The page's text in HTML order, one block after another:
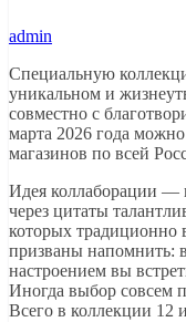
admin
Специальную
уникальном и
совместно с
марта 2026 года
магазинов по всей
Идея коллаборации —
через цитаты
которых традиционно
призваны напомнить:
настроением вы
Иногда выбор совсем
Всего в коллекции 12